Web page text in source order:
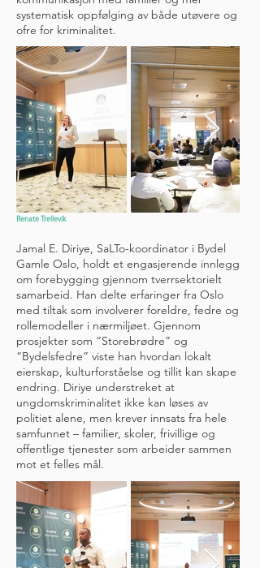
systematisk oppfølging av både utøvere og
ofre for kriminalitet.
Renate Trellevik
Jamal E. Diriye, SaLTo-koordinator i Bydel
Gamle Oslo, holdt et engasjerende innlegg
om forebygging gjennom tverrsektorielt
samarbeid. Han delte erfaringer fra Oslo
med tiltak som involverer foreldre, fedre og
rollemodeller i nærmiljøet. Gjennom
prosjekter som “Storebrødre” og
“Bydelsfedre” viste han hvordan lokalt
eierskap, kulturforståelse og tillit kan skape
endring. Diriye understreket at
ungdomskriminalitet ikke kan løses av
politiet alene, men krever innsats fra hele
samfunnet – familier, skoler, frivillige og
offentlige tjenester som arbeider sammen
mot et felles mål.